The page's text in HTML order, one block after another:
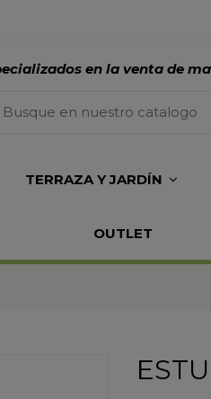
en la venta de
TERRAZA Y JARDÍN
OUTLET